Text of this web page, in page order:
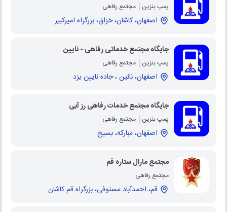
پمپ بنزین مجتمع رفاهی
اصفهان، کاشان، خزاق، بزرگراه امیرکبیر
جایگاه مجتمع خدماتی رفاهی - نایین
پمپ بنزین مجتمع رفاهی
اصفهان، نائین ، جاده نایین یزد
جایگاه مجتمع خدمات رفاهی رز آبی
پمپ بنزین مجتمع رفاهی
اصفهان، مبارکه، بسیج
مجتمع مارال ستاره قم
مجتمع رفاهی
قم، احمدآباد مستوفی، بزرگراه قم کاشان